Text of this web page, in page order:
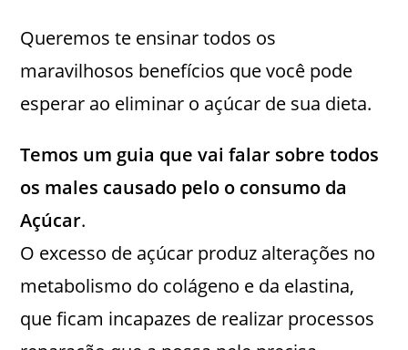
Queremos te ensinar todos os
maravilhosos benefícios que você pode
esperar ao eliminar o açúcar de sua dieta.
Temos um guia que vai falar sobre todos
os males causado pelo o consumo da
Açúcar.
O excesso de açúcar produz alterações no
metabolismo do colágeno e da elastina,
que ficam incapazes de realizar processos